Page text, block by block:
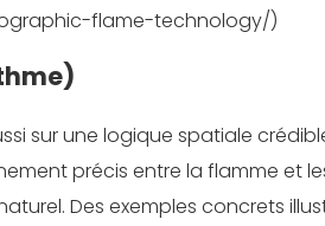
flame-technology/)
sur une logique spatiale
précis entre la flamme et
Des exemples concrets